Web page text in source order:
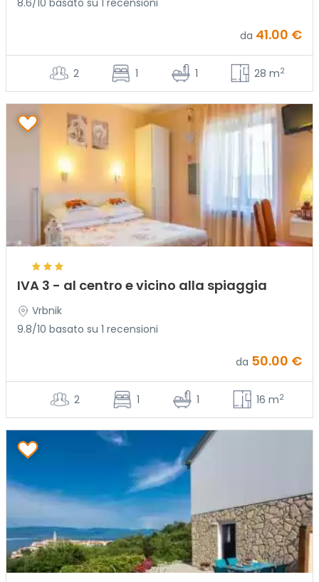
8.6/10 basato su 1 recensioni
da 41.00 €
2 1 1 28 m2
IVA 3 - al centro e vicino alla spiaggia
Vrbnik
9.8/10 basato su 1 recensioni
da 50.00 €
2 1 1 16 m2